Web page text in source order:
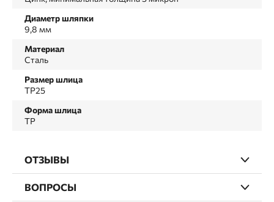
Диаметр шляпки
9,8 мм
Материал
Сталь
Размер шлица
TP25
Форма шлица
TP
ОТЗЫВЫ
ВОПРОСЫ